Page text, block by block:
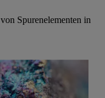
Spurenelementen in